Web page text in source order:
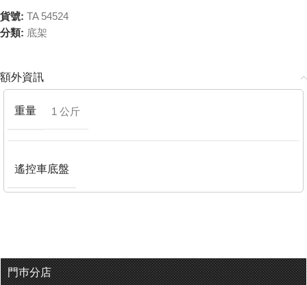
貨號: TA 54524
分類: 底架
額外資訊
重量 1 公斤
遙控車底盤
門巿分店